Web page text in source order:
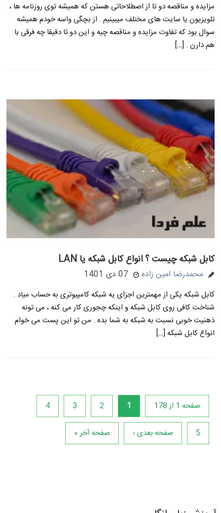
مزایده و مناقصه دو تا از اصطلاحاتی هستن که همیشه توی روزنامه ها ،
تلویزیون یا سایت های مختلف میبینیم . از بچگی واسه خودم همیشه
سوال بود که تفاوت مزایده و مناقصه چیه و این دو تا دقیقا چه فرقی با
هم دارن . […]
کابل شبکه چیست ؟ انواع کابل شبکه یا LAN
محمدرضا امین زاده 07 دی 1401
کابل شبکه یکی از مهمترین اجزای یه شبکه کامپیوتری به حساب میاد .
شناخت کافی روی کابل شبکه و اینکه چجوری کار می کنه ، می تونه
ذهنیت خوبی نسبت به شبکه به شما بده . من تو این پست می خوام
انواع کابل شبکه […]
صفحه 1 از 178 1
2
3
4
5 صفحه بعدی › صفحه آخر »